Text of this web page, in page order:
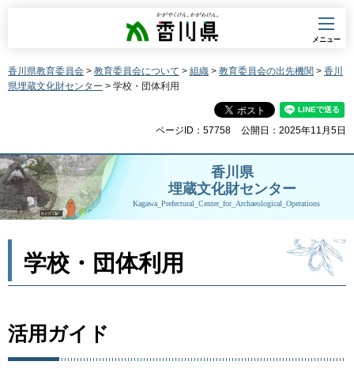
香川県
メニュー
香川県教育委員会 > 教育委員会について > 組織 > 教育委員会の出先機関 > 香川
県埋蔵文化財センター > 学校・団体利用
ページID：57758 公開日：2025年11月5日
香川県
埋蔵文化財センター
Kagawa_Prefectural_Center_for_Archaeological_Operations
学校・団体利用
活用ガイド